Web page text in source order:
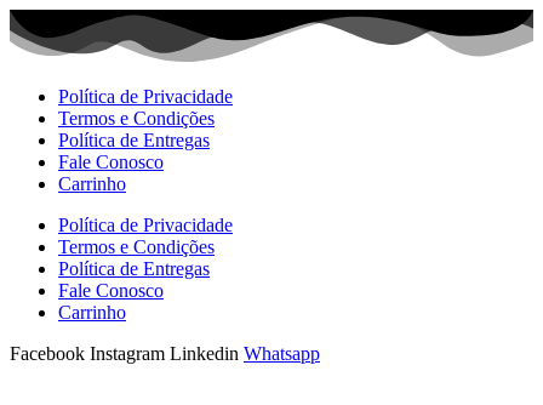
Ir
para
Política de Privacidade
Termos e Condições
Política de Entregas
Fale Conosco
Carrinho
Política de Privacidade
Termos e Condições
Política de Entregas
Fale Conosco
Carrinho
Facebook Instagram Linkedin Whatsapp